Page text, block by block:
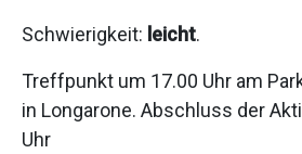
Schwierigkeit: leicht.
Treffpunkt um 17.00 Uhr am
in Longarone. Abschluss der
Uhr